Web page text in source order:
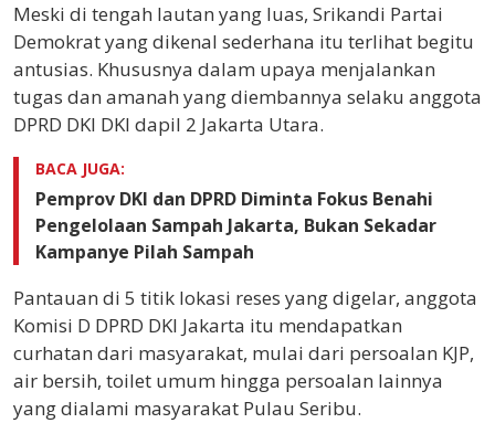
Meski di tengah lautan yang luas, Srikandi Partai
Demokrat yang dikenal sederhana itu terlihat begitu
antusias. Khususnya dalam upaya menjalankan
tugas dan amanah yang diembannya selaku anggota
DPRD DKI DKI dapil 2 Jakarta Utara.
BACA JUGA:
Pemprov DKI dan DPRD Diminta Fokus Benahi
Pengelolaan Sampah Jakarta, Bukan Sekadar
Kampanye Pilah Sampah
Pantauan di 5 titik lokasi reses yang digelar, anggota
Komisi D DPRD DKI Jakarta itu mendapatkan
curhatan dari masyarakat, mulai dari persoalan KJP,
air bersih, toilet umum hingga persoalan lainnya
yang dialami masyarakat Pulau Seribu.